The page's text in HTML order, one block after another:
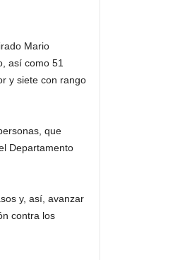
Mario
así como 51
y siete con rango
que
Departamento
y, así, avanzar
contra los